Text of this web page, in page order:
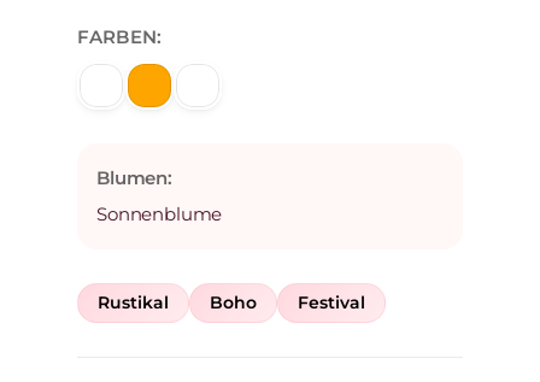
FARBEN:
Blumen:
Sonnenblume
Rustikal Boho Festival